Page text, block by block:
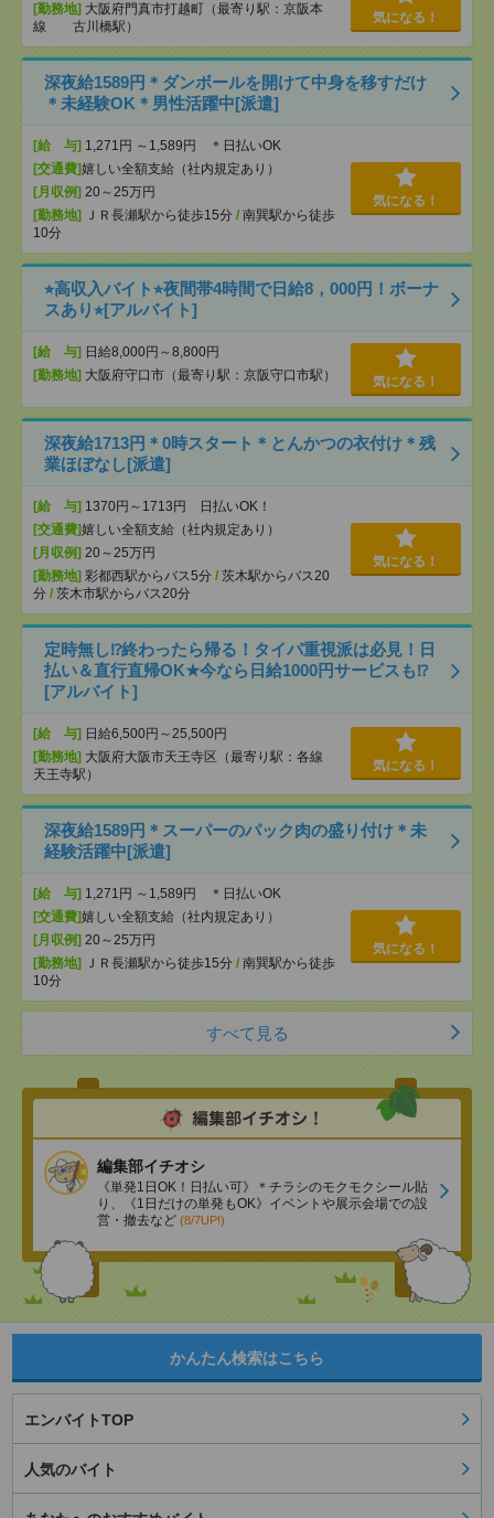
[勤務地] 大阪府門真市打越町（最寄り駅：京阪本
線 古川橋駅）
気になる！
深夜給1589円＊ダンボールを開けて中身を移すだけ
＊未経験OK＊男性活躍中[派遣]
[給 与] 1,271円 ～1,589円 ＊日払いOK
[交通費]嬉しい全額支給（社内規定あり）
[月収例] 20～25万円
[勤務地]
ＪＲ長瀬駅から徒歩15分 / 南巽駅から徒歩
10分
気になる！
⭐︎高収入バイト⭐︎夜間帯4時間で日給8，000円！ボーナ
スあり⭐︎[アルバイト]
[給 与] 日給8,000円～8,800円
[勤務地] 大阪府守口市（最寄り駅：京阪守口市駅） 気になる！
深夜給1713円＊0時スタート＊とんかつの衣付け＊残
業ほぼなし[派遣]
[給 与] 1370円～1713円 日払いOK！
[交通費]嬉しい全額支給（社内規定あり）
[月収例] 20～25万円
[勤務地] 彩都西駅からバス5分 / 茨木駅からバス20
分 / 茨木市駅からバス20分
気になる！
定時無し⁉終わったら帰る！タイパ重視派は必見！日
払い＆直行直帰OK★今なら日給1000円サービスも⁉
[アルバイト]
[給 与] 日給6,500円～25,500円
[勤務地] 大阪府大阪市天王寺区（最寄り駅：各線
天王寺駅）
気になる！
深夜給1589円＊スーパーのパック肉の盛り付け＊未
経験活躍中[派遣]
[給 与] 1,271円 ～1,589円 ＊日払いOK
[交通費]嬉しい全額支給（社内規定あり）
[月収例] 20～25万円
[勤務地]
ＪＲ長瀬駅から徒歩15分 / 南巽駅から徒歩
10分
気になる！
すべて見る
編集部イチオシ
《単発1日OK！日払い可》＊チラシのモクモクシール貼
り、《1日だけの単発もOK》イベントや展示会場での設
営・撤去など (8/7UP!)
かんたん検索はこちら
エンバイトTOP
人気のバイト